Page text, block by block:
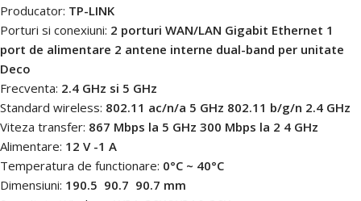
Producator: TP-LINK
Porturi si conexiuni: 2 porturi WAN/LAN Gigabit Ethernet 1
port de alimentare 2 antene interne dual-band per unitate
Deco
Frecventa: 2.4 GHz si 5 GHz
Standard wireless: 802.11 ac/n/a 5 GHz 802.11 b/g/n 2.4 GHz
Viteza transfer: 867 Mbps la 5 GHz 300 Mbps la 2 4 GHz
Alimentare: 12 V -1 A
Temperatura de functionare: 0°C ~ 40°C
Dimensiuni: 190.5  90.7  90.7 mm